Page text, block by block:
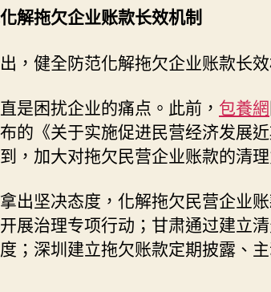
解拖欠企业账款长效机制
，健全防范化解拖欠企业账款长效
是困扰企业的痛点。此前， 包養網
的《关于实施促进民营经济发展
，加大对拖欠民营企业账款的清理
出坚决态度，化解拖欠民营企业
展治理专项行动；甘肃通过建立
；深圳建立拖欠账款定期披露、